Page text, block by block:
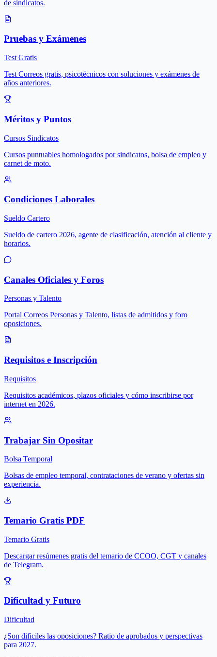
de sindicatos.
Pruebas y Exámenes
Test Gratis
Test Correos gratis, psicotécnicos con soluciones y exámenes de
años anteriores.
Méritos y Puntos
Cursos Sindicatos
Cursos puntuables homologados por sindicatos, bolsa de empleo y
carnet de moto.
Condiciones Laborales
Sueldo Cartero
Sueldo de cartero 2026, agente de clasificación, atención al cliente y
horarios.
Canales Oficiales y Foros
Personas y Talento
Portal Correos Personas y Talento, listas de admitidos y foro
oposiciones.
Requisitos e Inscripción
Requisitos
Requisitos académicos, plazos oficiales y cómo inscribirse por
internet en 2026.
Trabajar Sin Opositar
Bolsa Temporal
Bolsas de empleo temporal, contrataciones de verano y ofertas sin
experiencia.
Temario Gratis PDF
Temario Gratis
Descargar resúmenes gratis del temario de CCOO, CGT y canales
de Telegram.
Dificultad y Futuro
Dificultad
¿Son difíciles las oposiciones? Ratio de aprobados y perspectivas
para 2027.